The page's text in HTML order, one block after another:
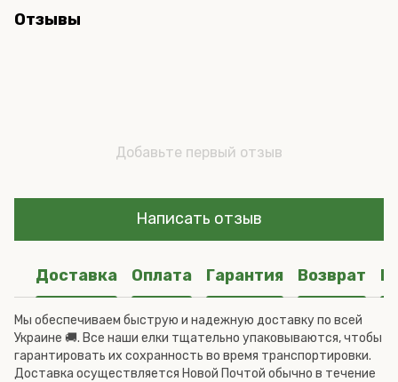
Отзывы
Добавьте первый отзыв
Написать отзыв
Доставка Оплата Гарантия Возврат
Мы обеспечиваем быструю и надежную доставку по всей
Украине 🚚. Все наши елки тщательно упаковываются, чтобы
гарантировать их сохранность во время транспортировки.
Доставка осуществляется Новой Почтой обычно в течение